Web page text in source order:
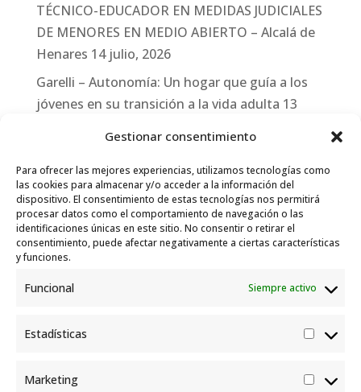
Gestionar consentimiento
Para ofrecer las mejores experiencias, utilizamos tecnologías como
las cookies para almacenar y/o acceder a la información del
dispositivo. El consentimiento de estas tecnologías nos permitirá
procesar datos como el comportamiento de navegación o las
identificaciones únicas en este sitio. No consentir o retirar el
consentimiento, puede afectar negativamente a ciertas características
y funciones.
Funcional Siempre activo
Estadísticas
Marketing
TÉCNICO-EDUCADOR EN MEDIDAS JUDICIALES
DE MENORES EN MEDIO ABIERTO – Alcalá de
Henares 14 julio, 2026
Garelli – Autonomía: Un hogar que guía a los
jóvenes en su transición a la vida adulta 13
Garelli-Refugio: Acciones de empleo en el
marco del Sistema de Acogida de Protección
Internacional 10 julio, 2026